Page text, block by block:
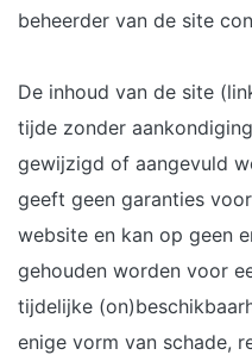
beheerder van de site
De inhoud van de site
tijde zonder
gewijzigd of aangevuld
geeft geen garanties
website en kan op geen
gehouden worden voor
tijdelijke
enige vorm van schade,